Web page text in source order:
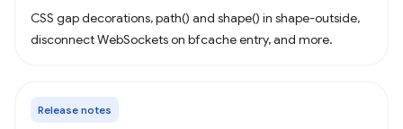
CSS gap decorations, path() and shape() in shape-outside,
disconnect WebSockets on bfcache entry, and more.
Release notes